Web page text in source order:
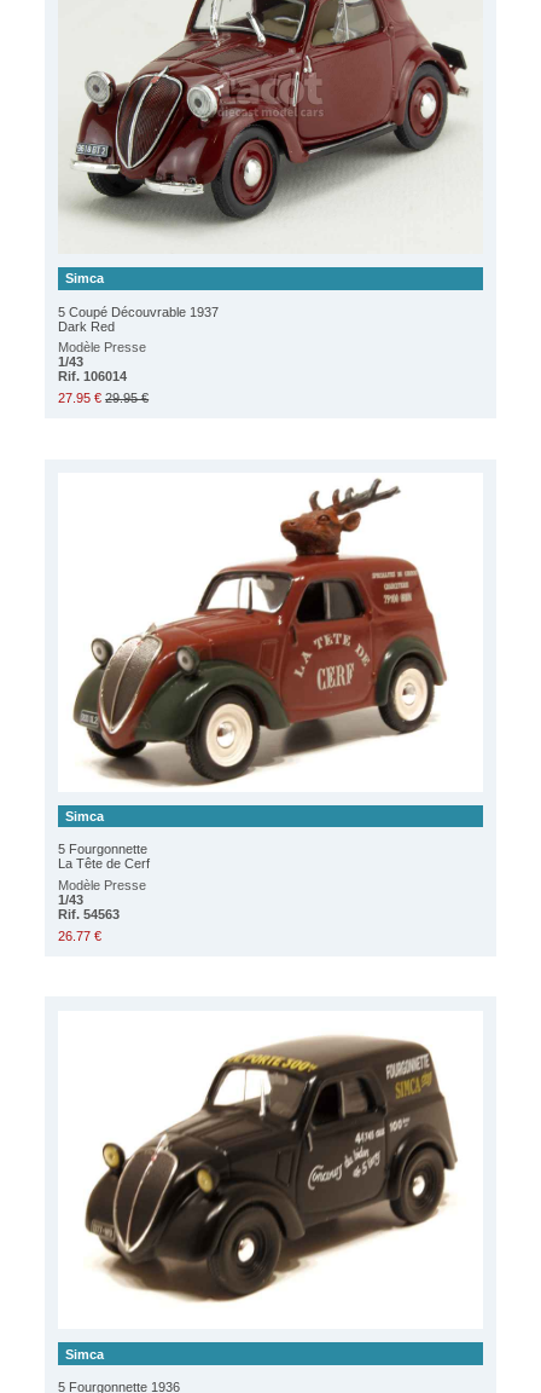
Simca
5 Coupé Découvrable 1937
Dark Red
Modèle Presse
1/43
Rif. 106014
27.95 € 29.95 €
Simca
5 Fourgonnette
La Tête de Cerf
Modèle Presse
1/43
Rif. 54563
26.77 €
Simca
5 Fourgonnette 1936